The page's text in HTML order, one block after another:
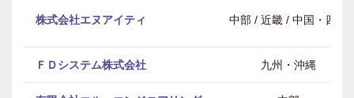
株式会社エヌアイティ 中部 / 近畿 / 中国・四国
ＦＤシステム株式会社 九州・沖縄